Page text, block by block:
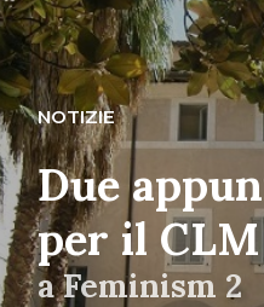
NOTIZIE
Due
per il CLM
a Feminism 2